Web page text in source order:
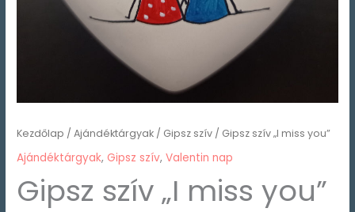
Kezdőlap /Ajándéktárgyak / Gipsz szív / Gipsz szív „I miss you”
Ajándéktárgyak, Gipsz szív,Valentin nap
Gipsz szív „I miss you”